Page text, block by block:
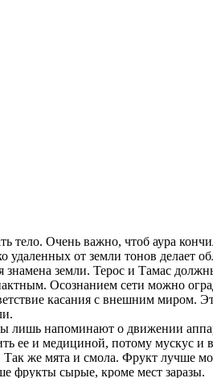
тело. Очень важно, чтоб аура
удаленных от земли тонов делает
знамена земли. Терос и Тамас
Осознанием сети можно
касания с внешним миром.
лишь напоминают о движении
ее и медициной, потому мускус
Так же мята и смола. Фрукт лучше
фрукты сырые, кроме мест заразы.